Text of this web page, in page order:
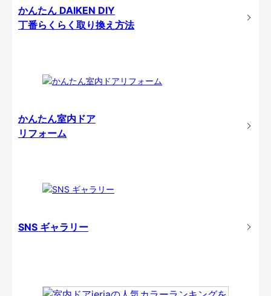
かんたん DAIKEN DIY
丁番らくらく取り換え方法
かんたん室内ドア
リフォーム
SNS ギャラリー